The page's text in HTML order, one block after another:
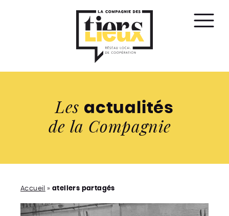
le
Les actualités
de la Compagnie
Accueil »ateliers partagés